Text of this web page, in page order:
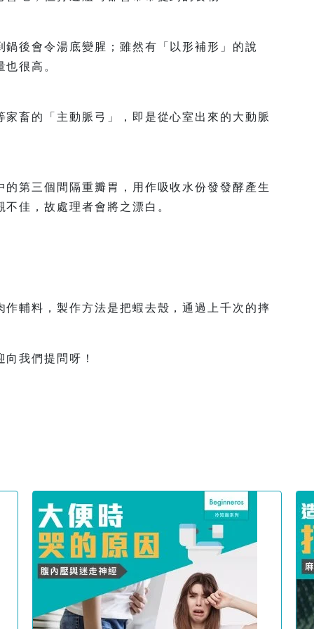
後會令湯底變腥；雖然有「以形補形」的說
很高。
畜的「主動脈弓」，即是從心室出來的大動脈
第三個間隔重瓣胃，用作吸收水份發發酵產生
佳，故處理者會將之漂白。
輔料，製作方法是把蝦去殼，通過上千次的摔
我們提問呀！